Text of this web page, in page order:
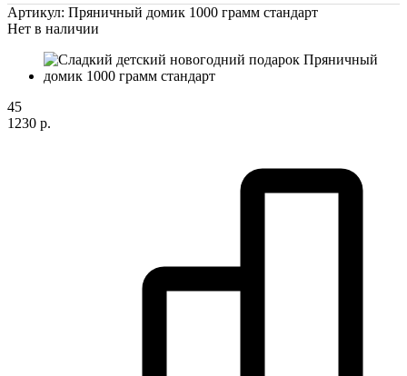
Артикул: Пряничный домик 1000 грамм стандарт
Нет в наличии
45
1230 р.